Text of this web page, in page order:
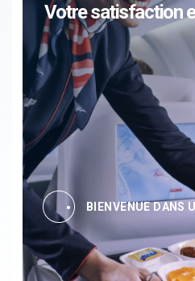
Votre satisfaction
BIENVENUE DANS